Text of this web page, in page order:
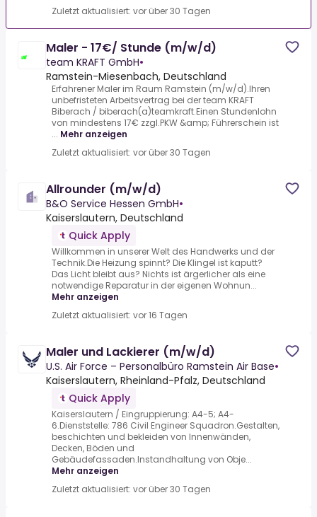
Zuletzt aktualisiert: vor über 30 Tagen
Maler - 17€/ Stunde (m/w/d)
team KRAFT GmbH•
Ramstein-Miesenbach, Deutschland
Erfahrener Maler im Raum Ramstein (m/w/d).Ihren
unbefristeten Arbeitsvertrag bei der team KRAFT
Biberach / biberach(a)teamkraft.Einen Stundenlohn
von mindestens 17€ zzgl.PKW &amp; Führerschein ist
... Mehr anzeigen
Zuletzt aktualisiert: vor über 30 Tagen
Allrounder (m/w/d)
B&O Service Hessen GmbH•
Kaiserslautern, Deutschland
Quick Apply
Willkommen in unserer Welt des Handwerks und der
Technik.Die Heizung spinnt? Die Klingel ist kaputt?
Das Licht bleibt aus? Nichts ist ärgerlicher als eine
notwendige Reparatur in der eigenen Wohnun...
Mehr anzeigen
Zuletzt aktualisiert: vor 16 Tagen
Maler und Lackierer (m/w/d)
U.S. Air Force – Personalbüro Ramstein Air Base•
Kaiserslautern, Rheinland-Pfalz, Deutschland
Quick Apply
Kaiserslautern / Eingruppierung: A4-5; A4-
6.Dienststelle: 786 Civil Engineer Squadron.Gestalten,
beschichten und bekleiden von Innenwänden,
Decken, Böden und
Gebäudefassaden.Instandhaltung von Obje...
Mehr anzeigen
Zuletzt aktualisiert: vor über 30 Tagen